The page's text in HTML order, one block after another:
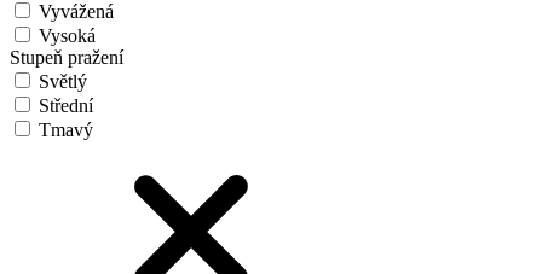
Vyvážená
Vysoká
Stupeň pražení
Světlý
Střední
Tmavý